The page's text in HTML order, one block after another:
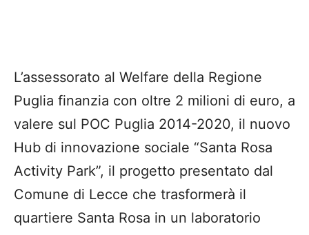
L’assessorato al Welfare della Regione
Puglia finanzia con oltre 2 milioni di euro, a
valere sul POC Puglia 2014-2020, il nuovo
Hub di innovazione sociale “Santa Rosa
Activity Park”, il progetto presentato dal
Comune di Lecce che trasformerà il
quartiere Santa Rosa in un laboratorio